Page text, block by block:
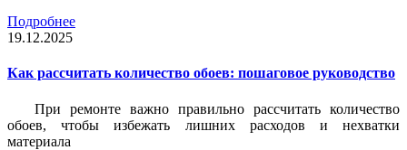
Подробнее
19.12.2025
Как рассчитать количество обоев: пошаговое руководство
При ремонте важно правильно рассчитать количество
обоев, чтобы избежать лишних расходов и нехватки
материала